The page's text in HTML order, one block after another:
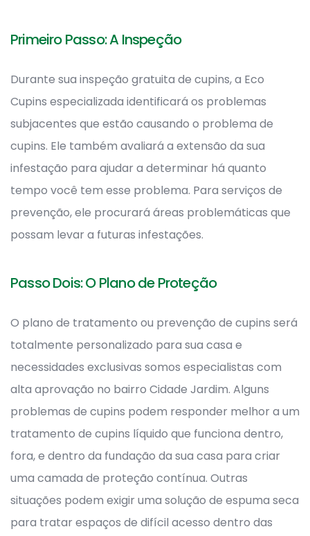
Primeiro Passo: A Inspeção
Durante sua inspeção gratuita de cupins, a Eco
Cupins especializada identificará os problemas
subjacentes que estão causando o problema de
cupins. Ele também avaliará a extensão da sua
infestação para ajudar a determinar há quanto
tempo você tem esse problema. Para serviços de
prevenção, ele procurará áreas problemáticas que
possam levar a futuras infestações.
Passo Dois: O Plano de Proteção
O plano de tratamento ou prevenção de cupins será
totalmente personalizado para sua casa e
necessidades exclusivas somos especialistas com
alta aprovação no bairro Cidade Jardim. Alguns
problemas de cupins podem responder melhor a um
tratamento de cupins líquido que funciona dentro,
fora, e dentro da fundação da sua casa para criar
uma camada de proteção contínua. Outras
situações podem exigir uma solução de espuma seca
para tratar espaços de difícil acesso dentro das